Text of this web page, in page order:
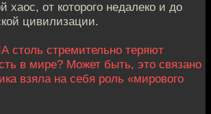
хаос, от которого недалеко и до
цивилизации.
стремительно теряют
в мире? Может быть, это связано
взяла на себя роль «мирового